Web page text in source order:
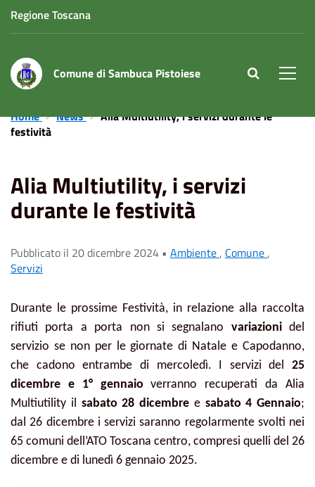
Regione Toscana
Comune di Sambuca Pistoiese site.searc
Home News
Alia Multiutility, i servizi durante le
festività
Alia Multiutility, i servizi
durante le festività
Pubblicato il 20 dicembre 2024 • Ambiente , Comune ,
Servizi
Durante le prossime Festività, in relazione alla raccolta
rifiuti porta a porta non si segnalano variazioni del
servizio se non per le giornate di Natale e Capodanno,
che cadono entrambe di mercoledì. I servizi del 25
dicembre e 1° gennaioverranno recuperati da Alia
Multiutility il sabato 28 dicembre e sabato 4 Gennaio;
dal 26 dicembre i servizi saranno regolarmente svolti nei
65 comuni dell’ATO Toscana centro, compresi quelli del 26
dicembre e di lunedì 6 gennaio 2025.